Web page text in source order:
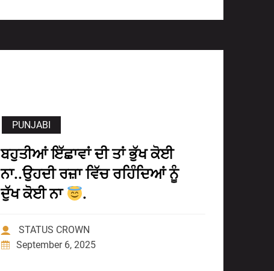
PUNJABI
ਬਹੁਤੀਆਂ ਇੱਛਾਵਾਂ ਦੀ ਤਾਂ ਭੁੱਖ ਕੋਈ
ਨਾ..ਉਹਦੀ ਰਜ਼ਾ ਵਿੱਚ ਰਹਿੰਦਿਆਂ ਨੂੰ
ਦੁੱਖ ਕੋਈ ਨਾ
.
STATUS CROWN
September 6, 2025